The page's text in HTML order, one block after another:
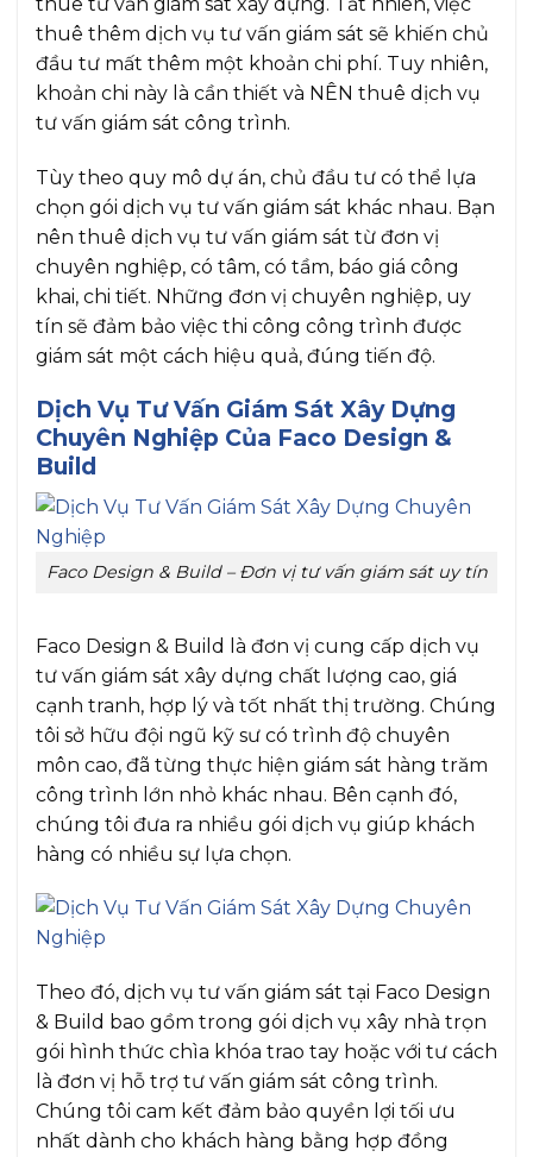
thuê thêm dịch vụ tư vấn giám sát sẽ khiến chủ
đầu tư mất thêm một khoản chi phí. Tuy nhiên,
khoản chi này là cần thiết và NÊN thuê dịch vụ
tư vấn giám sát công trình.
Tùy theo quy mô dự án, chủ đầu tư có thể lựa
chọn gói dịch vụ tư vấn giám sát khác nhau. Bạn
nên thuê dịch vụ tư vấn giám sát từ đơn vị
chuyên nghiệp, có tâm, có tầm, báo giá công
khai, chi tiết. Những đơn vị chuyên nghiệp, uy
tín sẽ đảm bảo việc thi công công trình được
giám sát một cách hiệu quả, đúng tiến độ.
Dịch Vụ Tư Vấn Giám Sát Xây Dựng
Chuyên Nghiệp Của Faco Design &
Build
Faco Design & Build – Đơn vị tư vấn giám sát uy tín
Faco Design & Build là đơn vị cung cấp dịch vụ
tư vấn giám sát xây dựng chất lượng cao, giá
cạnh tranh, hợp lý và tốt nhất thị trường. Chúng
tôi sở hữu đội ngũ kỹ sư có trình độ chuyên
môn cao, đã từng thực hiện giám sát hàng trăm
công trình lớn nhỏ khác nhau. Bên cạnh đó,
chúng tôi đưa ra nhiều gói dịch vụ giúp khách
hàng có nhiều sự lựa chọn.
Theo đó, dịch vụ tư vấn giám sát tại Faco Design
& Build bao gồm trong gói dịch vụ xây nhà trọn
gói hình thức chìa khóa trao tay hoặc với tư cách
là đơn vị hỗ trợ tư vấn giám sát công trình.
Chúng tôi cam kết đảm bảo quyền lợi tối ưu
nhất dành cho khách hàng bằng hợp đồng